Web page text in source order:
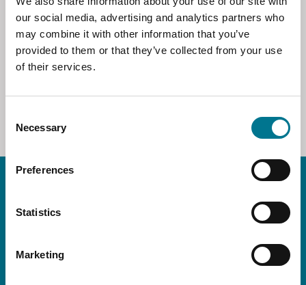
our social media, advertising and analytics partners who
may combine it with other information that you’ve
provided to them or that they’ve collected from your use
of their services.
Selection
Necessary
Preferences
Statistics
Marketing
CITTÀ
AZZERA FILTRI
Keep in touch!
Iscriviti alle nostre